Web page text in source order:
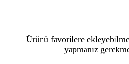
Ürünü favorilere
yapmanız